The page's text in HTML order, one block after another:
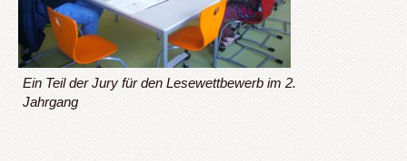
Ein Teil der Jury für den Lesewettbewerb im 2.
Jahrgang